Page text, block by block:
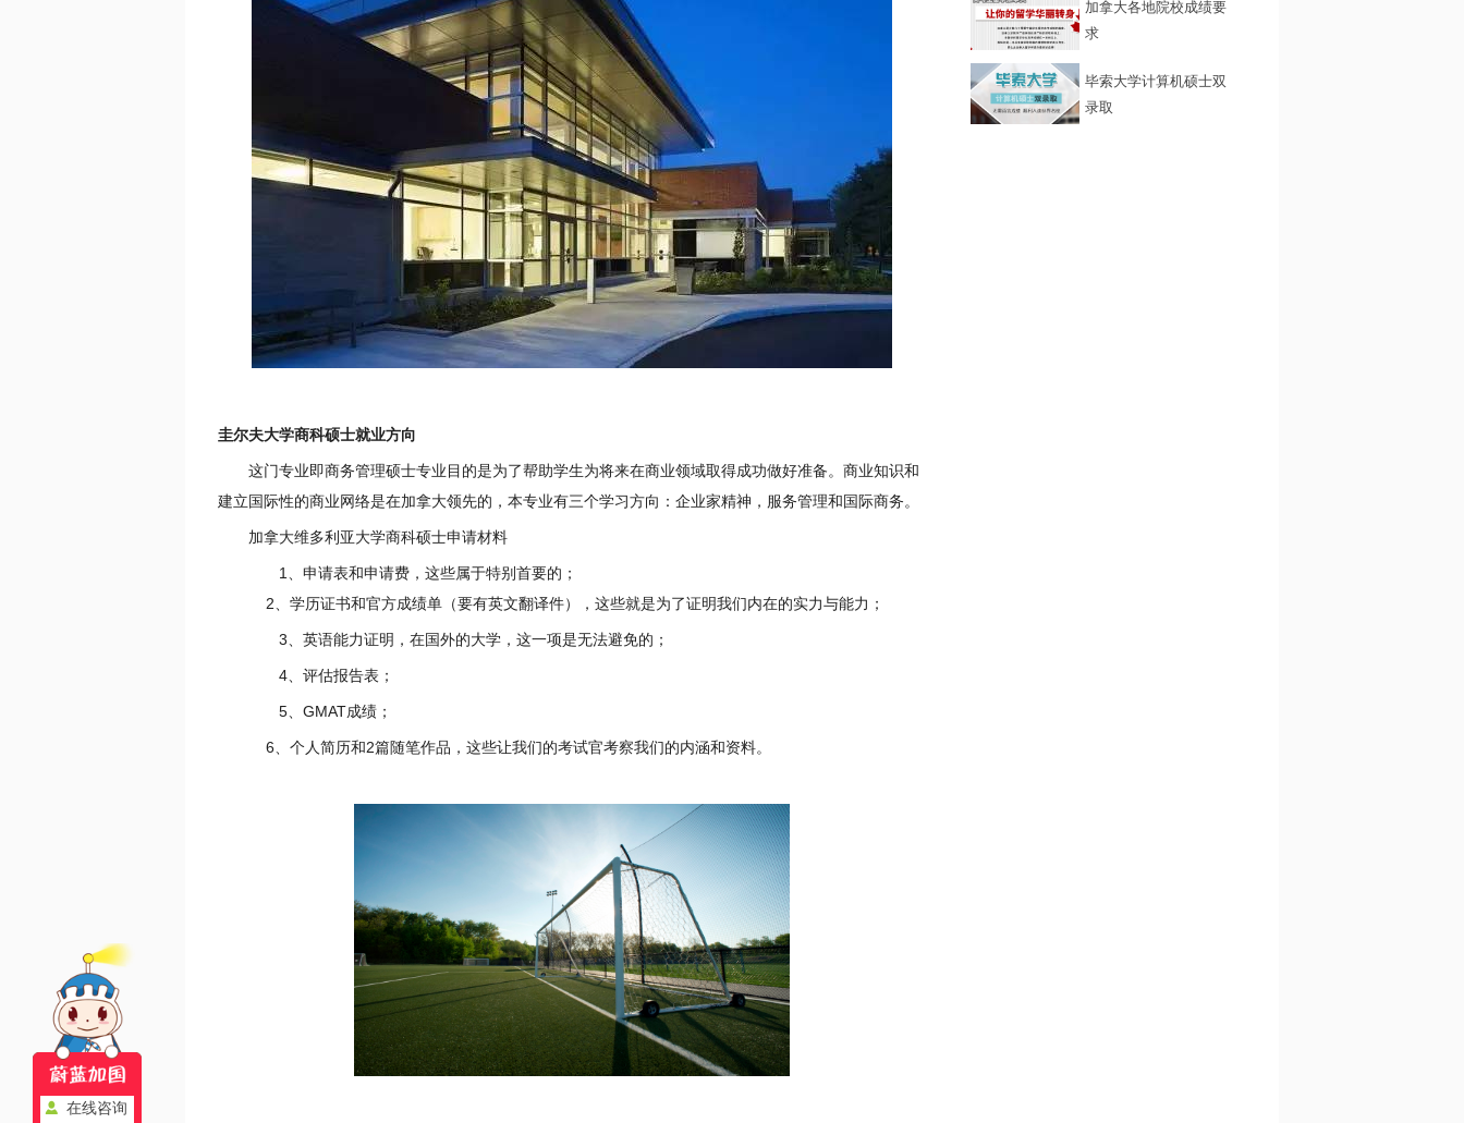
圭尔夫大学商科硕士就业方向
这门专业即商务管理硕士专业目的是为了帮助学生为将来在商业领域取得成功做好准备。商业知识和
建立国际性的商业网络是在加拿大领先的，本专业有三个学习方向：企业家精神，服务管理和国际商务。
加拿大维多利亚大学商科硕士申请材料
1、申请表和申请费，这些属于特别首要的；
2、学历证书和官方成绩单（要有英文翻译件），这些就是为了证明我们内在的实力与能力；
3、英语能力证明，在国外的大学，这一项是无法避免的；
4、评估报告表；
5、GMAT成绩；
6、个人简历和2篇随笔作品，这些让我们的考试官考察我们的内涵和资料。
加拿大各地院校成绩要
求
毕索大学计算机硕士双
录取
在线咨询